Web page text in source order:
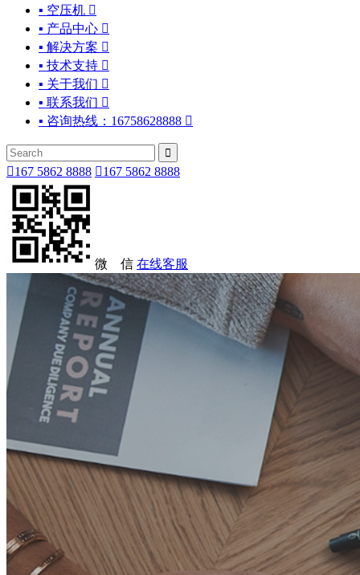
▪ 空压机 
▪ 产品中心 
▪ 解决方案 
▪ 技术支持 
▪ 关于我们 
▪ 联系我们 
▪ 咨询热线：16758628888 

167 5862 8888 167 5862 8888
微 信 在线客服